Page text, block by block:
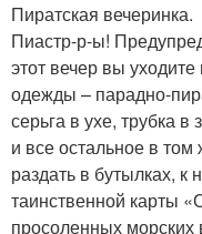
Пиратская вечеринка.
Пиастр-р-ы!
этот вечер вы
одежды – парадно-
серьга в ухе, трубка в
и все остальное в
раздать в бутылках,
таинственной карты
просоленных